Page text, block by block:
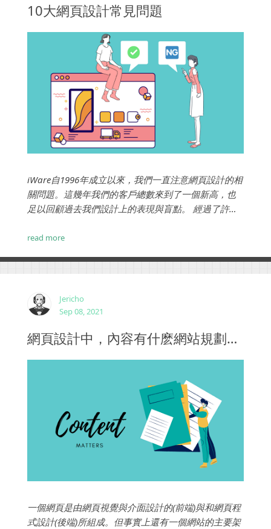
10大網頁設計常見問題
iWare自1996年成立以來，我們一直注意網頁設計的相
關問題。這幾年我們的客戶總數來到了一個新高，也
足以回顧過去我們設計上的表現與盲點。 經過了許多
網站、功能型網站...我們找出了十個最常見，但也容易
read more
Jericho
Sep 08, 2021
網頁設計中，內容有什麽網站規劃方法嗎？
一個網頁是由網頁視覺與介面設計的(前端)與和網頁程
式設計(後端)所組成。但事實上還有一個網站的主要架